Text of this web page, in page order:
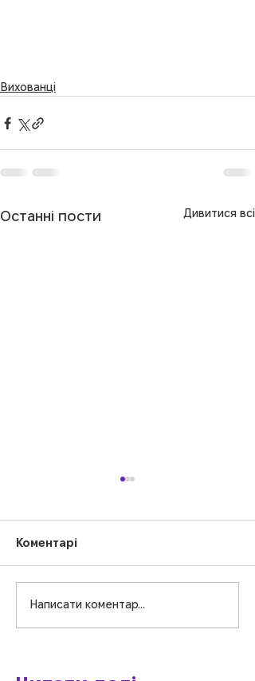
Вихованці
Останні пости Дивитися всі
Креатив-драйв:
творимо та
Коментарі
Написати коментар...